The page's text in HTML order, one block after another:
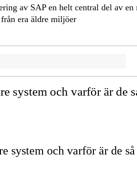
av SAP en helt central del av
era äldre miljöer
system och varför är de
system och varför är de